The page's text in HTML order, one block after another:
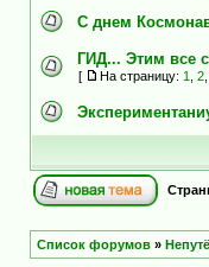
С днем
ГИД... Этим все
[ На страницу: 1 2
Список форумов »